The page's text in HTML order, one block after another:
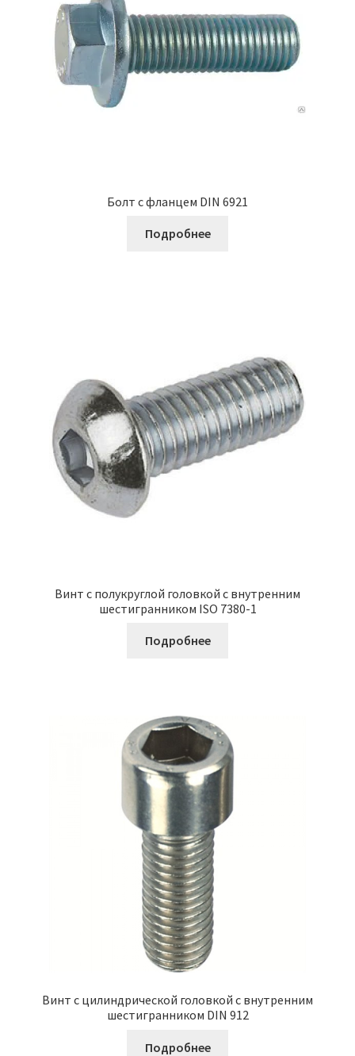
Болт с фланцем DIN 6921
Подробнее
Винт с полукруглой головкой с внутренним
шестигранником ISO 7380-1
Подробнее
Винт с цилиндрической головкой с внутренним
шестигранником DIN 912
Подробнее